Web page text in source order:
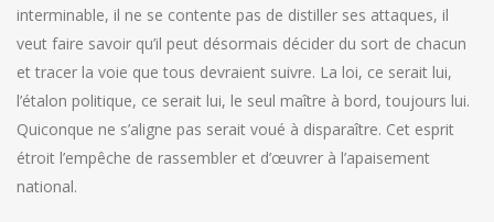
interminable, il ne se contente pas de distiller ses attaques, il
veut faire savoir qu’il peut désormais décider du sort de chacun
et tracer la voie que tous devraient suivre. La loi, ce serait lui,
l’étalon politique, ce serait lui, le seul maître à bord, toujours lui.
Quiconque ne s’aligne pas serait voué à disparaître. Cet esprit
étroit l’empêche de rassembler et d’œuvrer à l’apaisement
national.